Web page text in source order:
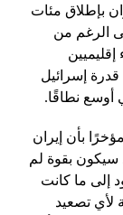
بإطلاق مئات
الرغم من
قدرة إسرائيل
أوسع نطاقًا.
بأن إيران
سيكون بقوة لم
إلى ما كانت
لأي تصعيد